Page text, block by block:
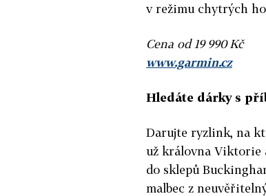
v režimu chytrých
Cena od 19 990 Kč
www.garmin.cz
Hledáte dárky s
Darujte ryzlink, na
už královna Viktorie
do sklepů
malbec z